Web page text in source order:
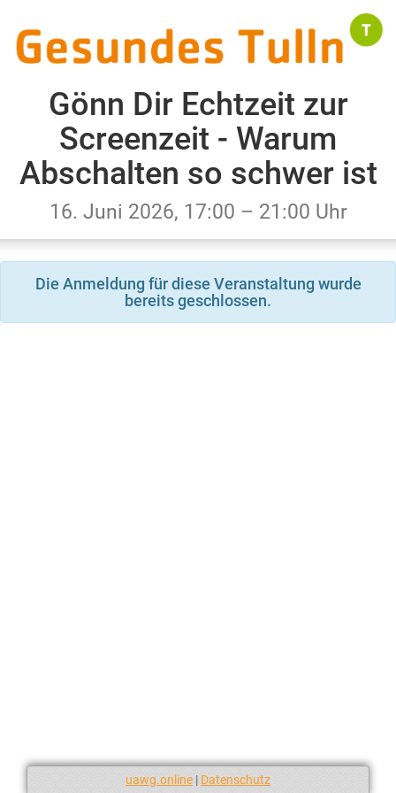
Gönn Dir Echtzeit zur
Screenzeit - Warum
Abschalten so schwer ist
16. Juni 2026, 17:00 – 21:00 Uhr
Die Anmeldung für diese Veranstaltung wurde
bereits geschlossen.
uawg.online | Datenschutz